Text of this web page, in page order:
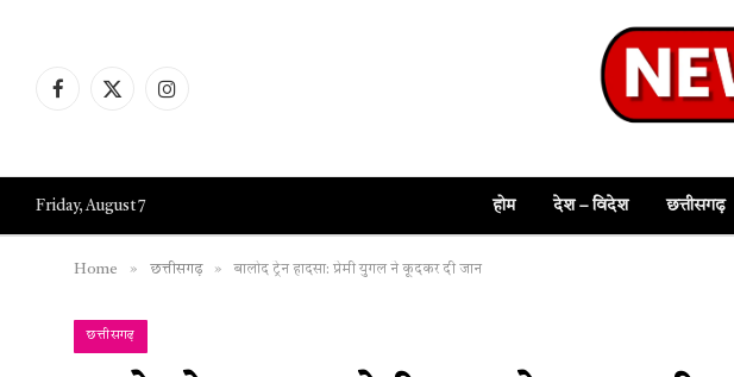
Facebook
X
Instagram
Friday, August 7 होम देश – विदेश छत्तीसगढ़
Home » छत्तीसगढ़ » बालोद ट्रेन हादसा: प्रेमी युगल ने कूदकर दी जान
छत्तीसगढ़